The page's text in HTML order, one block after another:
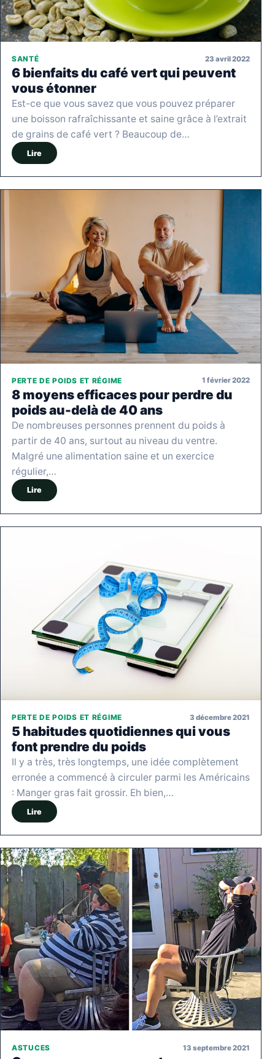
SANTÉ 23 avril 2022
6 bienfaits du café vert qui peuvent
vous étonner
Est-ce que vous savez que vous pouvez préparer
une boisson rafraîchissante et saine grâce à l’extrait
de grains de café vert ? Beaucoup de…
Lire
PERTE DE POIDS ET RÉGIME 1 février 2022
8 moyens efficaces pour perdre du
poids au-delà de 40 ans
De nombreuses personnes prennent du poids à
partir de 40 ans, surtout au niveau du ventre.
Malgré une alimentation saine et un exercice
régulier,…
Lire
PERTE DE POIDS ET RÉGIME 3 décembre 2021
5 habitudes quotidiennes qui vous
font prendre du poids
Il y a très, très longtemps, une idée complètement
erronée a commencé à circuler parmi les Américains
: Manger gras fait grossir. Eh bien,…
Lire
ASTUCES 13 septembre 2021